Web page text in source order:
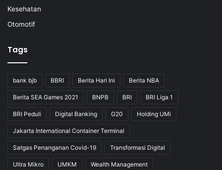
Kesehatan
Otomotif
Tags
bank bjb BBRI Berita Hari Ini Berita NBA
Berita SEA Games 2021 BNPB BRI BRI Liga 1
BRI Peduli Digital Banking G20 Holding UMi
Jakarta International Container Terminal
Satgas Penanganan Covid-19 Transformasi Digital
Ultra Mikro UMKM Wealth Management